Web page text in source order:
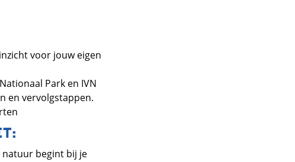
voor jouw eigen
Park en IVN
en vervolgstappen.
natuur begint bij je